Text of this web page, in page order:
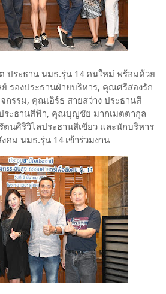
ประธาน นมธ.รุ่น 14 คนใหม่ พร้อมด้วย
องประธานฝ่ายบริหาร, คุณศรีสองรัก
กรรม, คุณเอิร์ธ สายสว่าง ประธานสี
ระธานสีฟ้า, คุณบุญชัย มากเมตตากุล
นศิริวิไลประธานสีเขียว และนักบริหาร
คม นมธ.รุ่น 14 เข้าร่วมงาน